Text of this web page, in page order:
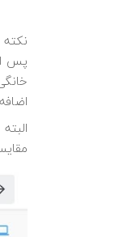
پس